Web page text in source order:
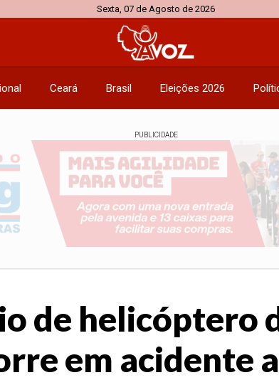
Sexta, 07 de Agosto de 2026
Ceará Brasil Eleições 2026
PUBLICIDADE
de helicóptero
em acidente